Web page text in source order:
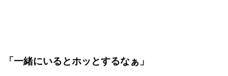
「一緒にいるとホッとするなぁ」